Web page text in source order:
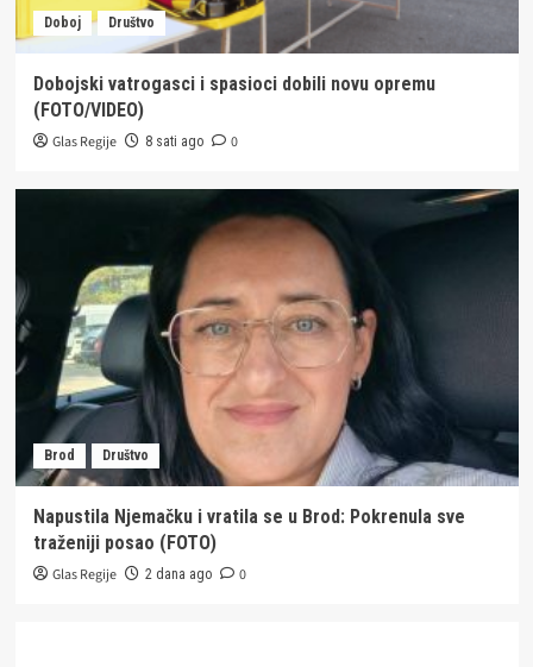
Doboj Društvo
Dobojski vatrogasci i spasioci dobili novu opremu
(FOTO/VIDEO)
Glas Regije 8 sati ago 0
Brod Društvo
Napustila Njemačku i vratila se u Brod: Pokrenula sve
traženiji posao (FOTO)
Glas Regije 2 dana ago 0